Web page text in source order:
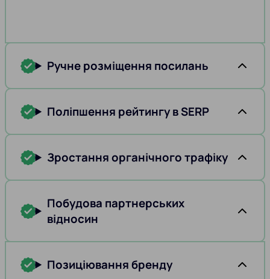
Ручне розміщення посилань
Поліпшення рейтингу в SERP
Зростання органічного трафіку
Побудова партнерських
відносин
Позиціювання бренду